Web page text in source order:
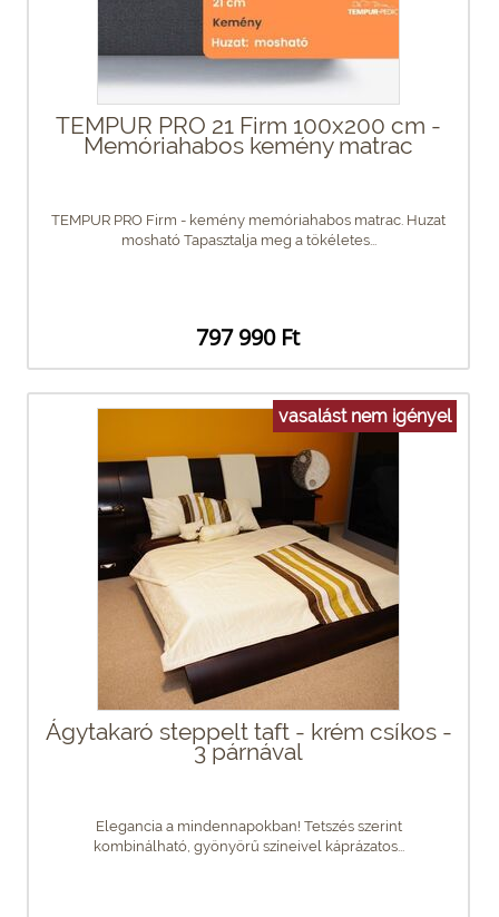
TEMPUR PRO 21 Firm 100x200 cm -
Memóriahabos kemény matrac
TEMPUR PRO Firm - kemény memóriahabos matrac. Huzat
mosható Tapasztalja meg a tökéletes...
797 990 Ft
vasalást nem igényel
Ágytakaró steppelt taft - krém csíkos -
3 párnával
Elegancia a mindennapokban! Tetszés szerint
kombinálható, gyönyörű színeivel káprázatos...